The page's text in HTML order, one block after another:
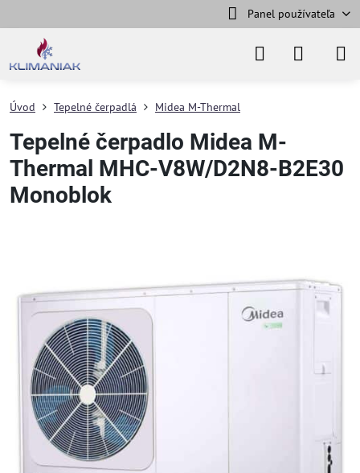
Panel používateľa
Úvod Tepelné čerpadlá Midea M-Thermal
Tepelné čerpadlo Midea M-
Thermal MHC-V8W/D2N8-B2E30
Monoblok